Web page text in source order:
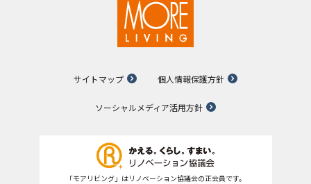
サイトマップ 個人情報保護方針
ソーシャルメディア活用方針
「モアリビング」はリノベーション協議会の正会員です。